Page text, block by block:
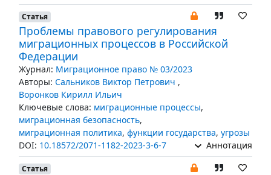
Статья
Проблемы правового регулирования
миграционных процессов в Российской
Федерации
Журнал: Миграционное право № 03/2023
Авторы: Сальников Виктор Петрович ,
Воронков Кирилл Ильич
Ключевые слова: миграционные процессы,
миграционная безопасность,
миграционная политика, функции государства, угрозы
DOI: 10.18572/2071-1182-2023-3-6-7 Аннотация
Статья